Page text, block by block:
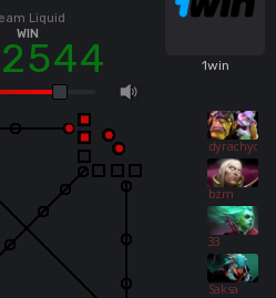
Liquid
WIN
dyrachyo
bzm
33
Saksa
1win